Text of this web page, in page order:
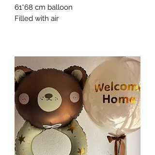
61*68 cm balloon
Filled with air